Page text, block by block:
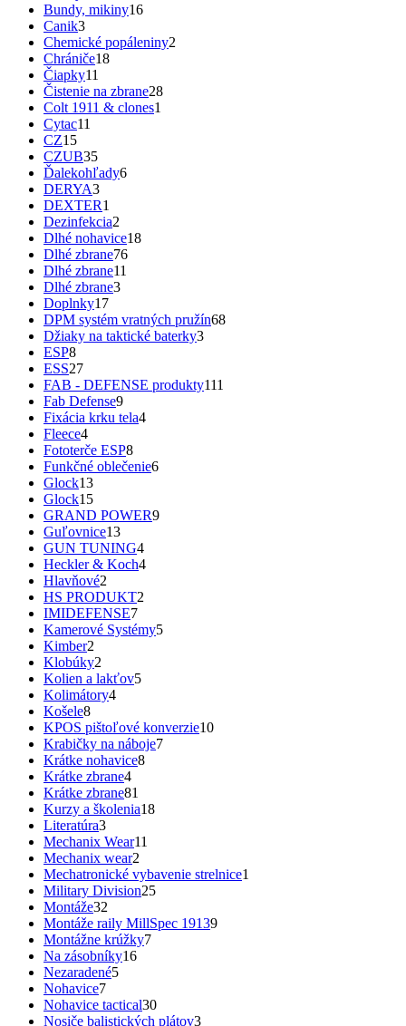
Bundy, mikiny16
Canik3
Chemické popáleniny2
Chrániče18
Čiapky11
Čistenie na zbrane28
Colt 1911 & clones1
Cytac11
CZ15
CZUB35
Ďalekohľady6
DERYA3
DEXTER1
Dezinfekcia2
Dlhé nohavice18
Dlhé zbrane76
Dlhé zbrane11
Dlhé zbrane3
Doplnky17
DPM systém vratných pružín68
Džiaky na taktické baterky3
ESP8
ESS27
FAB - DEFENSE produkty111
Fab Defense9
Fixácia krku tela4
Fleece4
Fototerče ESP8
Funkčné oblečenie6
Glock13
Glock15
GRAND POWER9
Guľovnice13
GUN TUNING4
Heckler & Koch4
Hlavňové2
HS PRODUKT2
IMIDEFENSE7
Kamerové Systémy5
Kimber2
Klobúky2
Kolien a lakťov5
Kolimátory4
Košele8
KPOS pištoľové konverzie10
Krabičky na náboje7
Krátke nohavice8
Krátke zbrane4
Krátke zbrane81
Kurzy a školenia18
Literatúra3
Mechanix Wear11
Mechanix wear2
Mechatronické vybavenie strelnice1
Military Division25
Montáže32
Montáže raily MillSpec 19139
Montážne krúžky7
Na zásobníky16
Nezaradené5
Nohavice7
Nohavice tactical30
Nosiče balistických plátov3